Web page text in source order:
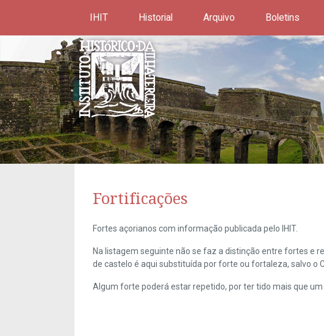
IHIT Historial Arquivo Boletins
Fortificações
Fortes açorianos com informação publicada pelo IHIT.
Na listagem seguinte não se faz a distinção entre fortes e
de castelo é aqui substituída por forte ou fortaleza, salvo o
Algum forte poderá estar repetido, por ter tido mais que um